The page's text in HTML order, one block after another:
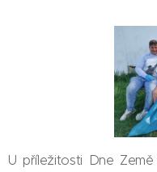
U příležitosti Dne